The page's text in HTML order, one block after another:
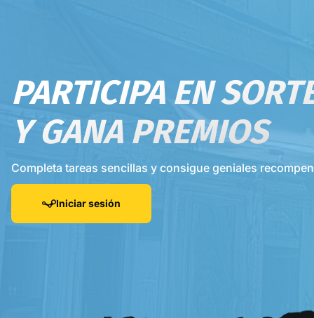
PARTICIPA EN
Y GANA PREMIOS
Completa tareas sencillas y consigue geniales
Iniciar sesión